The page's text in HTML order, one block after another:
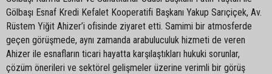
Gölbaşı Esnaf Kredi Kefalet Kooperatifi Başkanı Yakup Sarıçiçek, Av.
Rüstem Yiğit Ahizer’i ofisinde ziyaret etti. Samimi bir atmosferde
geçen görüşmede, aynı zamanda arabuluculuk hizmeti de veren
Ahizer ile esnafların ticari hayatta karşılaştıkları hukuki sorunlar,
çözüm önerileri ve sektörel gelişmeler üzerine verimli bir görüş